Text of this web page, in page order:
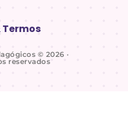
© 2026 ·
reservados